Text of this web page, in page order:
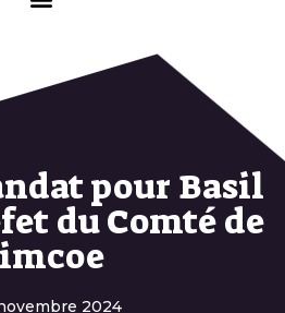
pour Basil
du Comté de
2024